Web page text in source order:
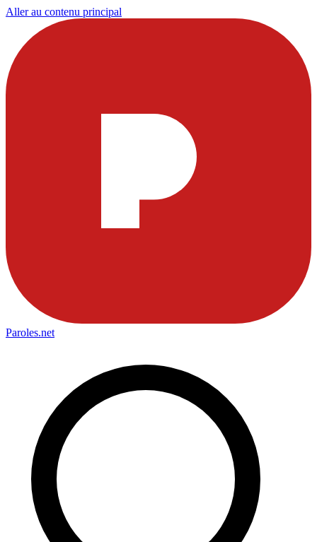
Aller au contenu principal
Paroles.net